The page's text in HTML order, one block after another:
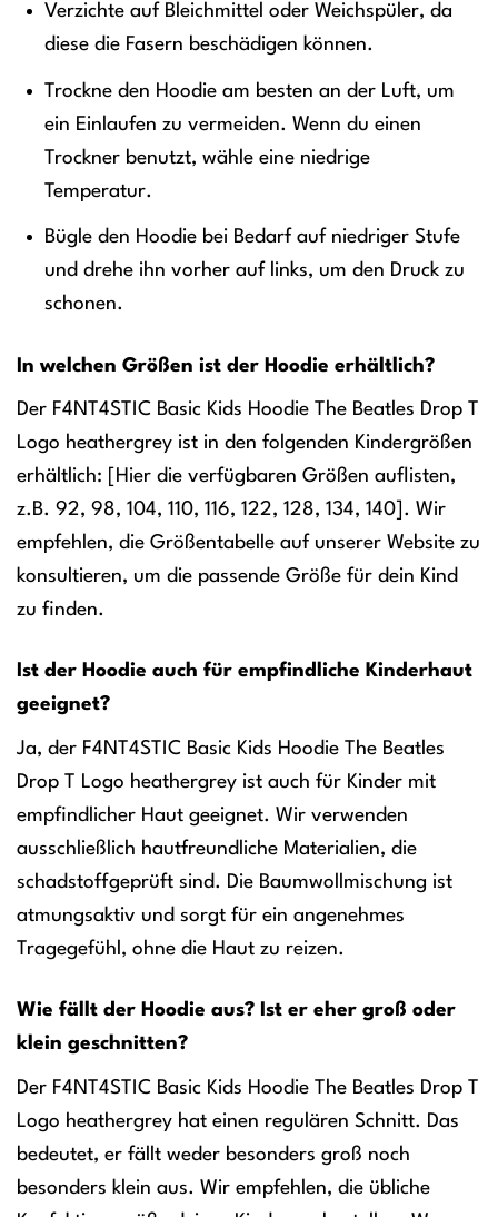
Verzichte auf Bleichmittel oder Weichspüler, da
diese die Fasern beschädigen können.
Trockne den Hoodie am besten an der Luft, um
ein Einlaufen zu vermeiden. Wenn du einen
Trockner benutzt, wähle eine niedrige
Temperatur.
Bügle den Hoodie bei Bedarf auf niedriger Stufe
und drehe ihn vorher auf links, um den Druck zu
schonen.
In welchen Größen ist der Hoodie erhältlich?
Der F4NT4STIC Basic Kids Hoodie The Beatles Drop T
Logo heathergrey ist in den folgenden Kindergrößen
erhältlich: [Hier die verfügbaren Größen auflisten,
z.B. 92, 98, 104, 110, 116, 122, 128, 134, 140]. Wir
empfehlen, die Größentabelle auf unserer Website zu
konsultieren, um die passende Größe für dein Kind
zu finden.
Ist der Hoodie auch für empfindliche Kinderhaut
geeignet?
Ja, der F4NT4STIC Basic Kids Hoodie The Beatles
Drop T Logo heathergrey ist auch für Kinder mit
empfindlicher Haut geeignet. Wir verwenden
ausschließlich hautfreundliche Materialien, die
schadstoffgeprüft sind. Die Baumwollmischung ist
atmungsaktiv und sorgt für ein angenehmes
Tragegefühl, ohne die Haut zu reizen.
Wie fällt der Hoodie aus? Ist er eher groß oder
klein geschnitten?
Der F4NT4STIC Basic Kids Hoodie The Beatles Drop T
Logo heathergrey hat einen regulären Schnitt. Das
bedeutet, er fällt weder besonders groß noch
besonders klein aus. Wir empfehlen, die übliche